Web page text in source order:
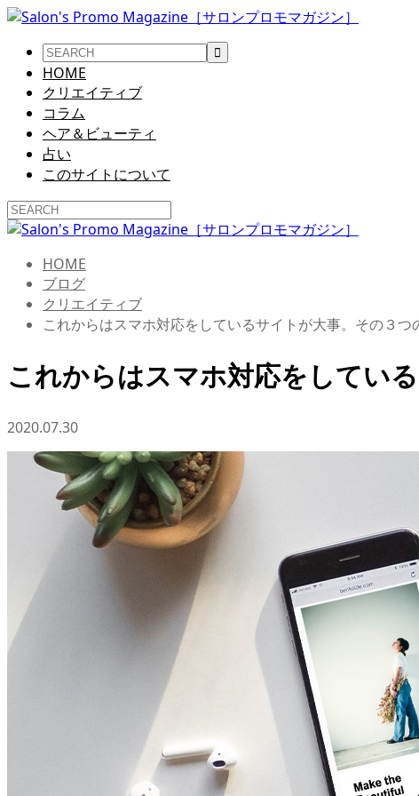
HOME
クリエイティブ
コラム
ヘア＆ビューティ
占い
このサイトについて
HOME
ブログ
クリエイティブ
これからはスマホ対応をしているサイトが大事。その３つ
これからはスマホ対応をしてい
2020.07.30